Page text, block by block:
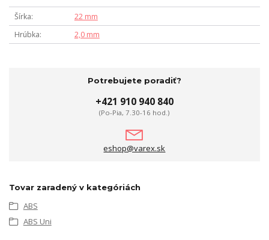
Šírka
22 mm
Hrúbka
2,0 mm
Potrebujete poradiť?
+421 910 940 840
(Po-Pia, 7.30-16 hod.)
eshop@varex.sk
Tovar zaradený v kategóriách
ABS
ABS Uni